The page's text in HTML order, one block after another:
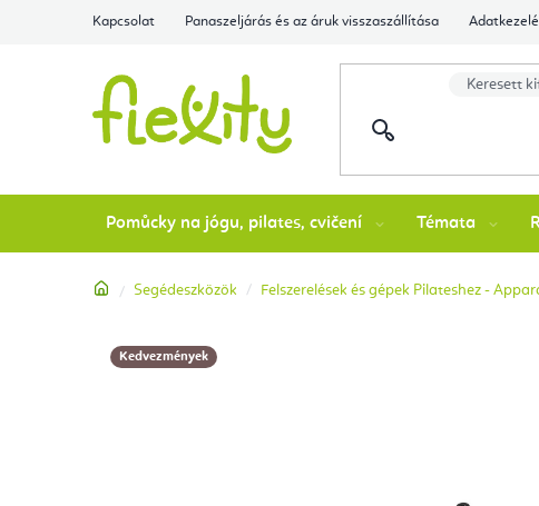
Kapcsolat Panaszeljárás és az áruk visszaszállítása
Pomůcky na jógu, pilates, cvičení Témata
Kezdőlap
Segédeszközök Felszerelések és gépek Pilateshez -
Kedvezmények